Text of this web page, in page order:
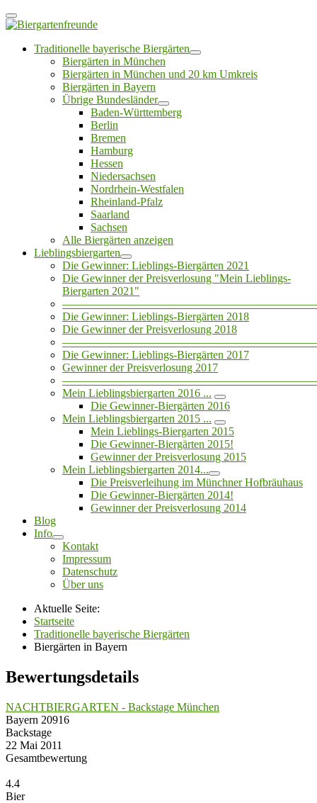
Traditionelle bayerische Biergärten
Biergärten in München
Biergärten in München und 20 km Umkreis
Biergärten in Bayern
Übrige Bundesländer
Baden-Württemberg
Berlin
Bremen
Hamburg
Hessen
Niedersachsen
Nordrhein-Westfalen
Rheinland-Pfalz
Saarland
Sachsen
Alle Biergärten anzeigen
Lieblingsbiergarten
Die Gewinner: Lieblings-Biergärten 2021
Die Gewinner der Preisverlosung "Mein Lieblings-
Biergarten 2021"
Die Gewinner: Lieblings-Biergärten 2018
Die Gewinner der Preisverlosung 2018
Die Gewinner: Lieblings-Biergärten 2017
Gewinner der Preisverlosung 2017
Mein Lieblingsbiergarten 2016 ...
Die Gewinner-Biergärten 2016
Mein Lieblingsbiergarten 2015 ...
Mein Lieblings-Biergarten 2015
Die Gewinner-Biergärten 2015!
Gewinner der Preisverlosung 2015
Mein Lieblingsbiergarten 2014...
Die Preisverleihung im Münchner Hofbräuhaus
Die Gewinner-Biergärten 2014!
Gewinner der Preisverlosung 2014
Blog
Info
Kontakt
Impressum
Datenschutz
Über uns
Aktuelle Seite:
Startseite
Traditionelle bayerische Biergärten
Biergärten in Bayern
Bewertungsdetails
NACHTBIERGARTEN - Backstage München
Bayern 20916
Backstage
22 Mai 2011
Gesamtbewertung
4.4
Bier